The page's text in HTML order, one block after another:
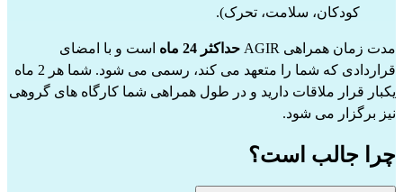
کودکان، سلامت، تحرک).
مدت زمان همراهی AGIR حداکثر 24 ماه
است و با امضای
قراردادی که شما را متعهد می کند، رسمی می شود. شما هر 2 ماه
یکبار قرار ملاقات دارید و در طول همراهی شما کارگاه های گروهی
نیز برگزار می شود.
چرا جالب است؟